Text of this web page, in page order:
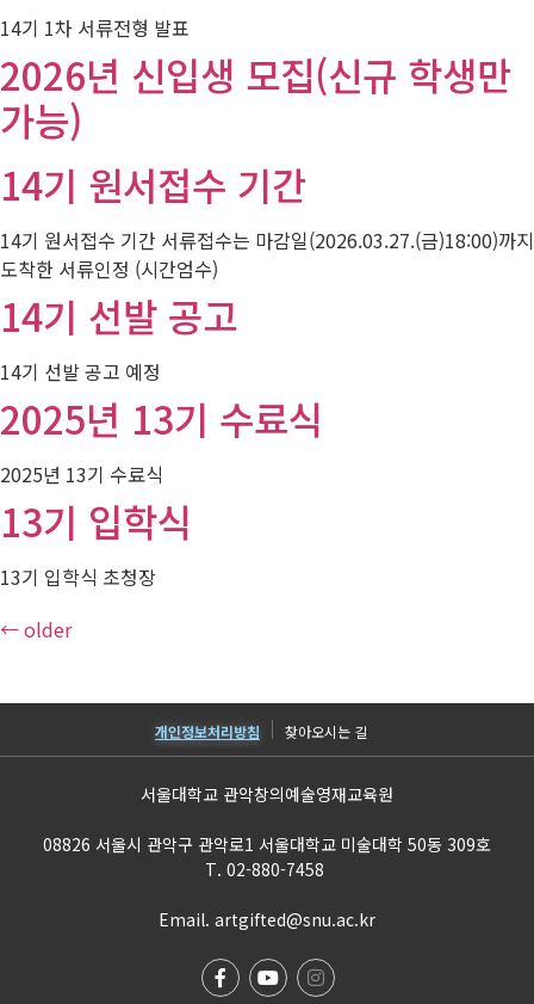
14기 1차 서류전형 발표
2026년 신입생 모집(신규 학생만
가능)
14기 원서접수 기간
14기 원서접수 기간 서류접수는 마감일(2026.03.27.(금)18:00)까지
도착한 서류인정 (시간엄수)
14기 선발 공고
14기 선발 공고 예정
2025년 13기 수료식
2025년 13기 수료식
13기 입학식
13기 입학식 초청장
←older
개인정보처리방침 찾아오시는 길
서울대학교 관악창의예술영재교육원
08826 서울시 관악구 관악로1 서울대학교 미술대학 50동 309호
T. 02-880-7458
Email. artgifted@snu.ac.kr